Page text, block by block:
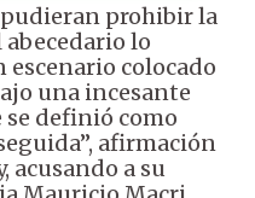
pudieran prohibir la
lo
escenario colocado
una incesante
definió como
afirmación
acusando a su